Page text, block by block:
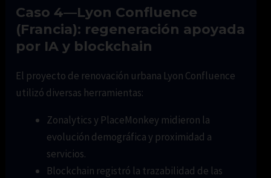
Caso 4—Lyon Confluence
(Francia): regeneración apoyada
por IA y blockchain
El proyecto de renovación urbana Lyon Confluence
utilizó diversas herramientas:
Zonalytics y PlaceMonkey midieron la
evolución demográfica y proximidad a
servicios.
Blockchain registró la trazabilidad de las